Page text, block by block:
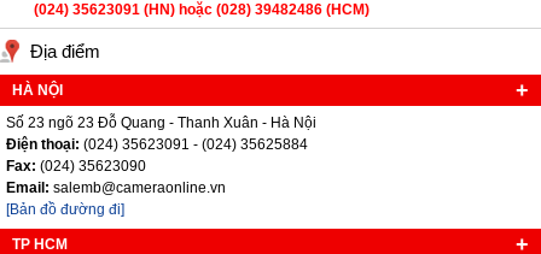
(024) 35623091 (HN) hoặc (028) 39482486 (HCM)
Địa điểm
HÀ NỘI
Số 23 ngõ 23 Đỗ Quang - Thanh Xuân - Hà Nội
Điện thoại: (024) 35623091 - (024) 35625884
Fax: (024) 35623090
Email: salemb@cameraonline.vn
[Bản đồ đường đi]
TP HCM